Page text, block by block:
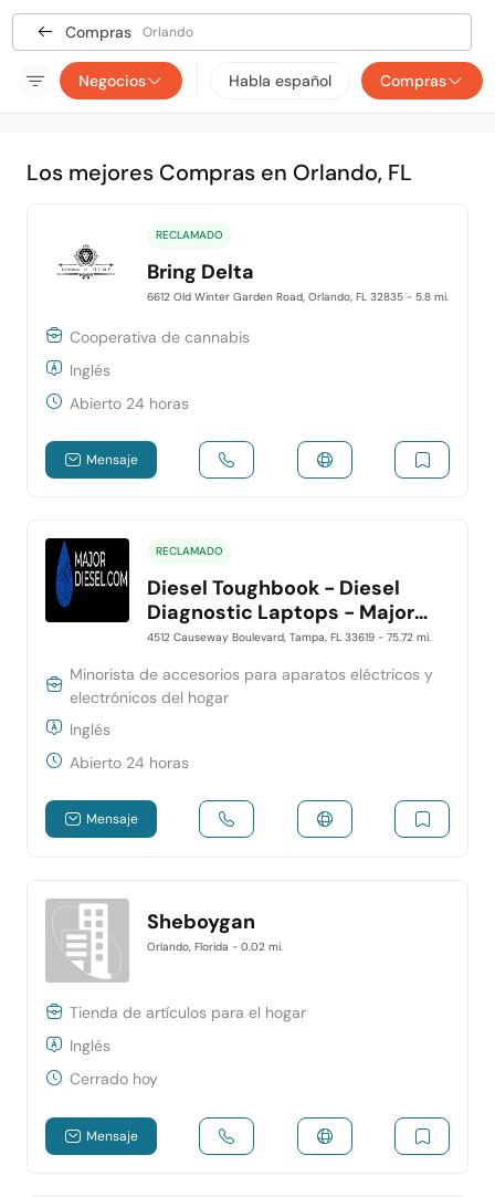
Compras Orlando
Negocios Habla español Compras
Los mejores Compras en Orlando, FL
RECLAMADO
Bring Delta
6612 Old Winter Garden Road, Orlando, FL 32835 - 5.8 mi.
Cooperativa de cannabis
Inglés
Abierto 24 horas
Mensaje
RECLAMADO
Diesel Toughbook - Diesel
Diagnostic Laptops - Major
Diesel
4512 Causeway Boulevard, Tampa, FL 33619 - 75.72 mi.
Minorista de accesorios para aparatos eléctricos y
electrónicos del hogar
Inglés
Abierto 24 horas
Mensaje
Sheboygan
Orlando, Florida - 0.02 mi.
Tienda de artículos para el hogar
Inglés
Cerrado hoy
Mensaje